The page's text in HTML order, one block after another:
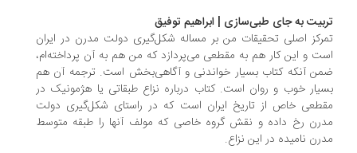
به جای طبی‌سازی | ابراهیم توفیق
اصلی تحقیقات من بر مساله شکل‌گیری دولت مدرن در ایران
و این کار هم به مقطعی می‌پردازد که من هم به آن پرداخته‌ام،
آنکه کتاب بسیار خواندنی و آگاهی‌بخش است. ترجمه آن هم
خوب و روان است. کتاب درباره نزاع طبقاتی یا هژمونیک در
خاص از تاریخ ایران است که در راستای شکل‌گیری دولت
رخ داده و نقش گروه خاصی که مولف آنها را طبقه متوسط
نامیده در این نزاع.